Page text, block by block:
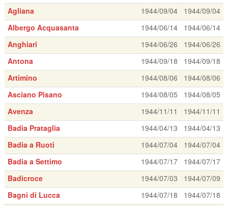
Agliana 1944/09/04
1944/09/04
Albergo Acquasanta
1944/06/14
1944/06/14
Anghiari
1944/06/26
1944/06/26
Antona
1944/09/18
1944/09/18
Artimino
1944/08/06
1944/08/06
Asciano Pisano
1944/08/05
1944/08/05
Avenza
1944/11/11
1944/11/11
Badia Prataglia
1944/04/13
1944/04/13
Badia a Ruoti
1944/07/04
1944/07/04
Badia a Settimo
1944/07/17
1944/07/17
Badicroce
1944/07/03
1944/07/09
Bagni di Lucca
1944/07/18
1944/07/18